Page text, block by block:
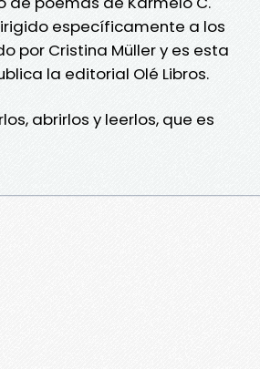
específicamente a los
por Cristina Müller y es esta
la editorial Olé Libros.
abrirlos y leerlos, que es